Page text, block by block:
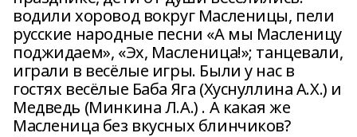
водили хоровод вокруг Масленицы, пели
русские народные песни «А мы Масленицу
поджидаем», «Эх, Масленица!»; танцевали,
играли в весёлые игры. Были у нас в
гостях весёлые Баба Яга (Хуснуллина А.Х.) и
Медведь (Минкина Л.А.) . А какая же
Масленица без вкусных блинчиков?